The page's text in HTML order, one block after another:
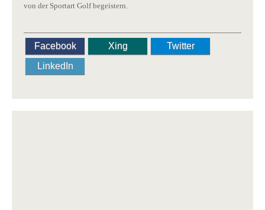
von der Sportart Golf begeistern.
Facebook Xing
Twitter
LinkedIn